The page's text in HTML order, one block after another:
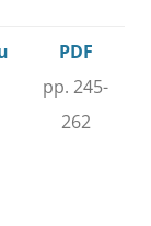
PDF
pp. 245-
262